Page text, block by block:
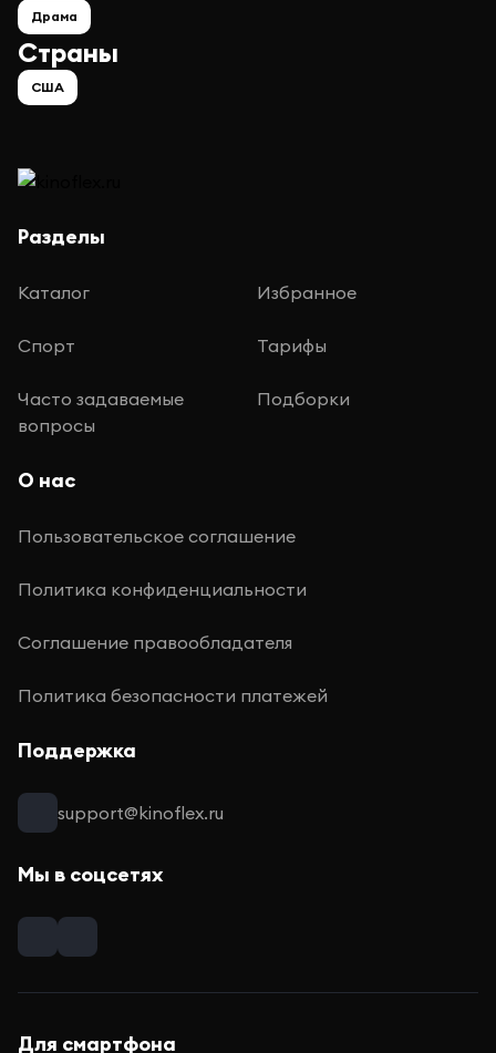
Страны
США
Драма
Разделы
Каталог Избранное
Спорт Тарифы
Часто задаваемые
вопросы
Подборки
О нас
Пользовательское соглашение
Политика конфиденциальности
Соглашение правообладателя
Политика безопасности платежей
Поддержка
support@kinoflex.ru
Мы в соцсетях
Для смартфона